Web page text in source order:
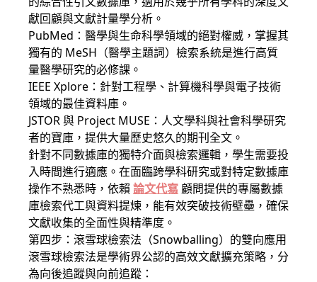
獻回顧與文獻計量學分析。
PubMed：醫學與生命科學領域的絕對權威，掌握其
獨有的 MeSH（醫學主題詞）檢索系統是進行高質
量醫學研究的必修課。
IEEE Xplore：針對工程學、計算機科學與電子技術
領域的最佳資料庫。
JSTOR 與 Project MUSE：人文學科與社會科學研究
者的寶庫，提供大量歷史悠久的期刊全文。
針對不同數據庫的獨特介面與檢索邏輯，學生需要投
入時間進行適應。在面臨跨學科研究或對特定數據庫
操作不熟悉時，依賴 論文代寫 顧問提供的專屬數據
庫檢索代工與資料提煉，能有效突破技術壁壘，確保
文獻收集的全面性與精準度。
第四步：滾雪球檢索法（Snowballing）的雙向應用
滾雪球檢索法是學術界公認的高效文獻擴充策略，分
為向後追蹤與向前追蹤：